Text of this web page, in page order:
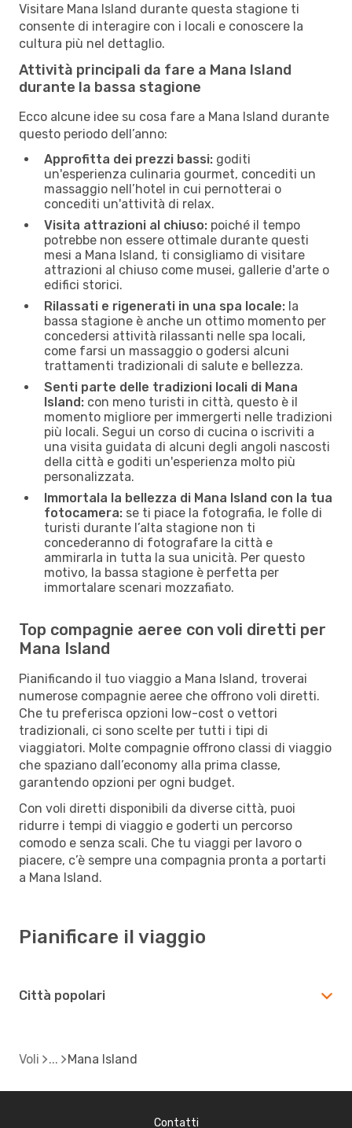
Visitare Mana Island durante questa stagione ti
consente di interagire con i locali e conoscere la
cultura più nel dettaglio.
Attività principali da fare a Mana Island
durante la bassa stagione
Ecco alcune idee su cosa fare a Mana Island durante
questo periodo dell’anno:
Approfitta dei prezzi bassi: goditi
un'esperienza culinaria gourmet, concediti un
massaggio nell’hotel in cui pernotterai o
concediti un'attività di relax.
Visita attrazioni al chiuso: poiché il tempo
potrebbe non essere ottimale durante questi
mesi a Mana Island, ti consigliamo di visitare
attrazioni al chiuso come musei, gallerie d'arte o
edifici storici.
Rilassati e rigenerati in una spa locale: la
bassa stagione è anche un ottimo momento per
concedersi attività rilassanti nelle spa locali,
come farsi un massaggio o godersi alcuni
trattamenti tradizionali di salute e bellezza.
Senti parte delle tradizioni locali di Mana
Island: con meno turisti in città, questo è il
momento migliore per immergerti nelle tradizioni
più locali. Segui un corso di cucina o iscriviti a
una visita guidata di alcuni degli angoli nascosti
della città e goditi un'esperienza molto più
personalizzata.
Immortala la bellezza di Mana Island con la tua
fotocamera: se ti piace la fotografia, le folle di
turisti durante l’alta stagione non ti
concederanno di fotografare la città e
ammirarla in tutta la sua unicità. Per questo
motivo, la bassa stagione è perfetta per
immortalare scenari mozzafiato.
Top compagnie aeree con voli diretti per
Mana Island
Pianificando il tuo viaggio a Mana Island, troverai
numerose compagnie aeree che offrono voli diretti.
Che tu preferisca opzioni low-cost o vettori
tradizionali, ci sono scelte per tutti i tipi di
viaggiatori. Molte compagnie offrono classi di viaggio
che spaziano dall’economy alla prima classe,
garantendo opzioni per ogni budget.
Con voli diretti disponibili da diverse città, puoi
ridurre i tempi di viaggio e goderti un percorso
comodo e senza scali. Che tu viaggi per lavoro o
piacere, c’è sempre una compagnia pronta a portarti
a Mana Island.
Pianificare il viaggio
Città popolari
Voli Mana Island
Contatti